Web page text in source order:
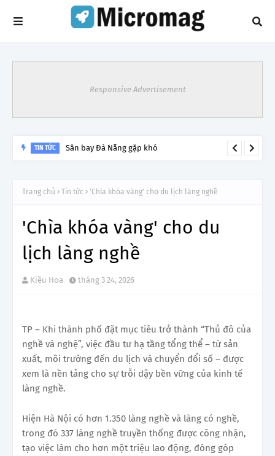
Responsive Advertisement
TIN TỨC Sân bay Đà Nẵng gặp khó
Trang chủ Tin tức 'Chìa khóa vàng' cho du lịch làng nghề
'Chìa khóa vàng' cho du
lịch làng nghề
Kiều Hoa tháng 3 24, 2026
TP – Khi thành phố đặt mục tiêu trở thành “Thủ đô của
nghề và nghệ”, việc đầu tư hạ tầng tổng thể – từ sản
xuất, môi trường đến du lịch và chuyển đổi số – được
xem là nền tảng cho sự trỗi dậy bền vững của kinh tế
làng nghề.
Hiện Hà Nội có hơn 1.350 làng nghề và làng có nghề,
trong đó 337 làng nghề truyền thống được công nhận,
tạo việc làm cho hơn một triệu lao động, đóng góp